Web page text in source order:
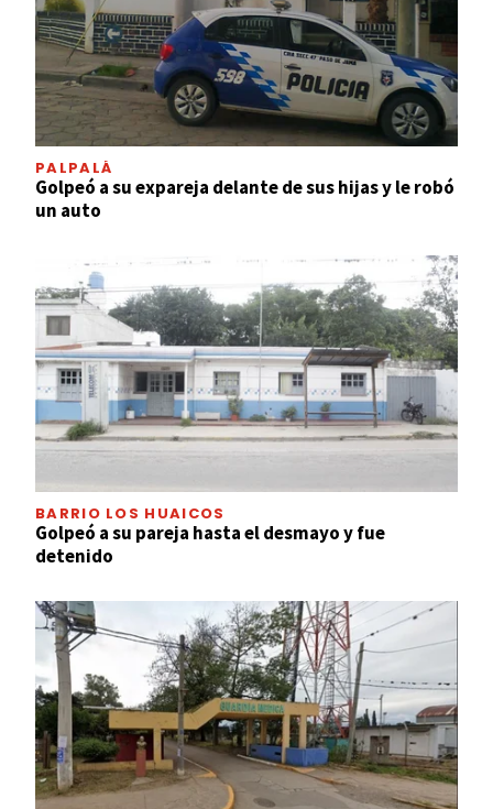
PALPALÁ
Golpeó a su expareja delante de sus hijas y le robó
un auto
BARRIO LOS HUAICOS
Golpeó a su pareja hasta el desmayo y fue
detenido